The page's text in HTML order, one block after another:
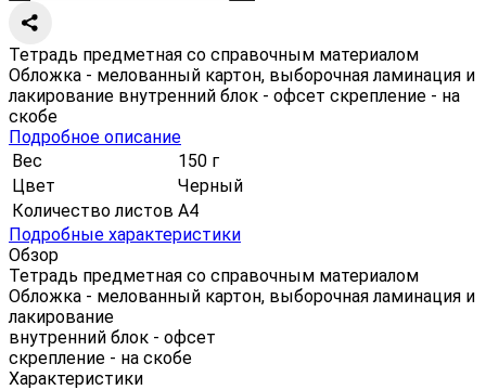
Тетрадь предметная со справочным материалом
Обложка - мелованный картон, выборочная ламинация и
лакирование внутренний блок - офсет скрепление - на
скобе
Подробное описание
Вес
150 г
Цвет
Черный
Количество листов А4
Подробные характеристики
Обзор
Тетрадь предметная со справочным материалом
Обложка - мелованный картон, выборочная ламинация и
лакирование
внутренний блок - офсет
скрепление - на скобе
Характеристики